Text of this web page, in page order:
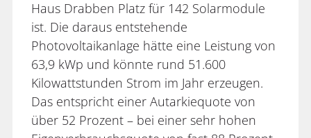
Haus Drabben Platz für 142 Solarmodule
ist. Die daraus entstehende
Photovoltaikanlage hätte eine Leistung von
63,9 kWp und könnte rund 51.600
Kilowattstunden Strom im Jahr erzeugen.
Das entspricht einer Autarkiequote von
über 52 Prozent – bei einer sehr hohen